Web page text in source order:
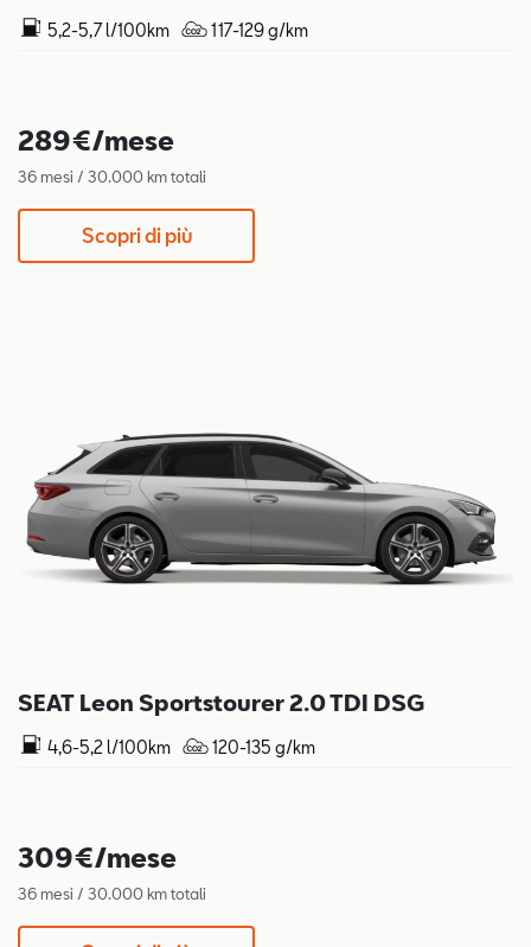
5,2-5,7 l/100km 117-129 g/km
289€/mese
36 mesi / 30.000 km totali
Scopri di più
SEAT Leon Sportstourer 2.0 TDI DSG
4,6-5,2 l/100km 120-135 g/km
309€/mese
36 mesi / 30.000 km totali